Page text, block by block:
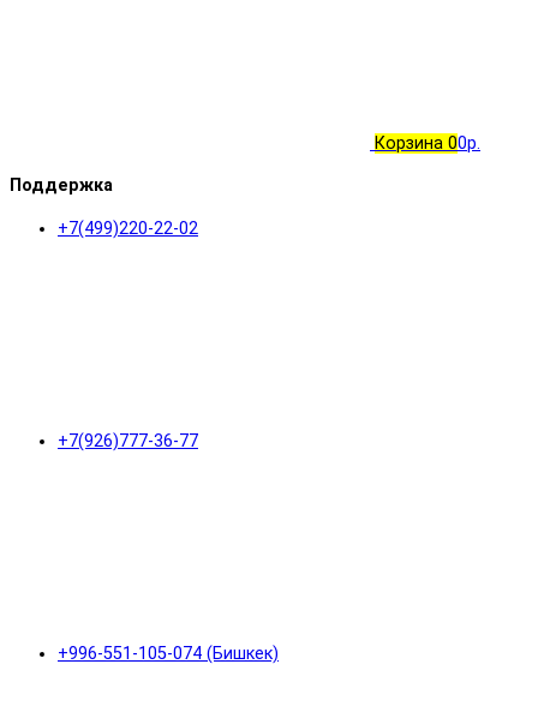
Корзина 00р.
Поддержка
+7(499)220-22-02
+7(926)777-36-77
+996-551-105-074 (Бишкек)